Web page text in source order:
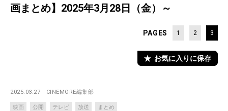
画まとめ】2025年3月28日（金）～
PAGES 1 2 3
お気に入りに保存
2025.03.27 CINEMORE編集部
映画 公開 テレビ 放送 まとめ